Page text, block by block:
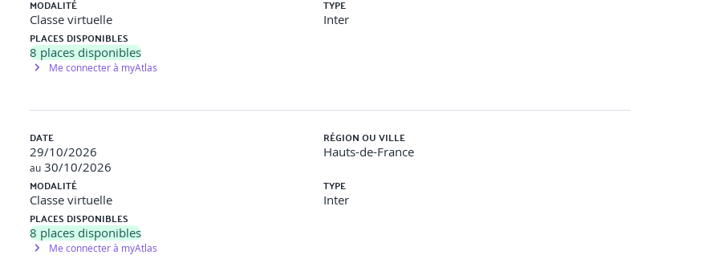
saut
des objets et du « tout connecté »
libertés (CNIL), réglementation et gouvernance d’Internet
MODALITÉ
Classe virtuelle
TYPE
Inter
PLACES DISPONIBLES
8 places disponibles
Me connecter à myAtlas
DATE
29/10/2026
au 30/10/2026
RÉGION OU VILLE
Hauts-de-France
MODALITÉ
Classe virtuelle
TYPE
Inter
PLACES DISPONIBLES
8 places disponibles
Me connecter à myAtlas